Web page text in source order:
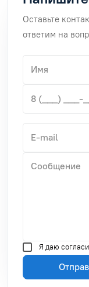
Оставьте
ответим на
Я даю